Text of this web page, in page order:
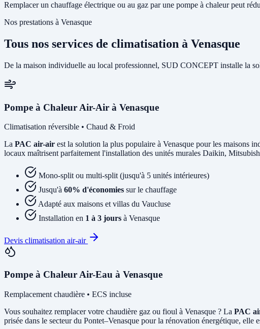
Remplacer un chauffage électrique ou au gaz par une pompe à chaleur peut
Nos prestations à Venasque
Tous nos services de climatisation à Venasque
De la maison individuelle au local professionnel, SUD CONCEPT installe la
Pompe à Chaleur Air-Air à Venasque
Climatisation réversible • Chaud & Froid
La PAC air-air est la solution la plus populaire à Venasque pour les maisons
locaux maîtrisent parfaitement l'installation des unités murales Daikin,
Mono-split ou multi-split (jusqu'à 5 unités intérieures)
Jusqu'à 60% d'économies sur le chauffage
Adapté aux maisons et villas du Vaucluse
Installation en 1 à 3 jours à Venasque
Devis climatisation air-air
Pompe à Chaleur Air-Eau à Venasque
Remplacement chaudière • ECS incluse
Vous souhaitez remplacer votre chaudière gaz ou fioul à Venasque ? La PAC
prisée dans le secteur du Pontet–Venasque pour la rénovation énergétique, elle